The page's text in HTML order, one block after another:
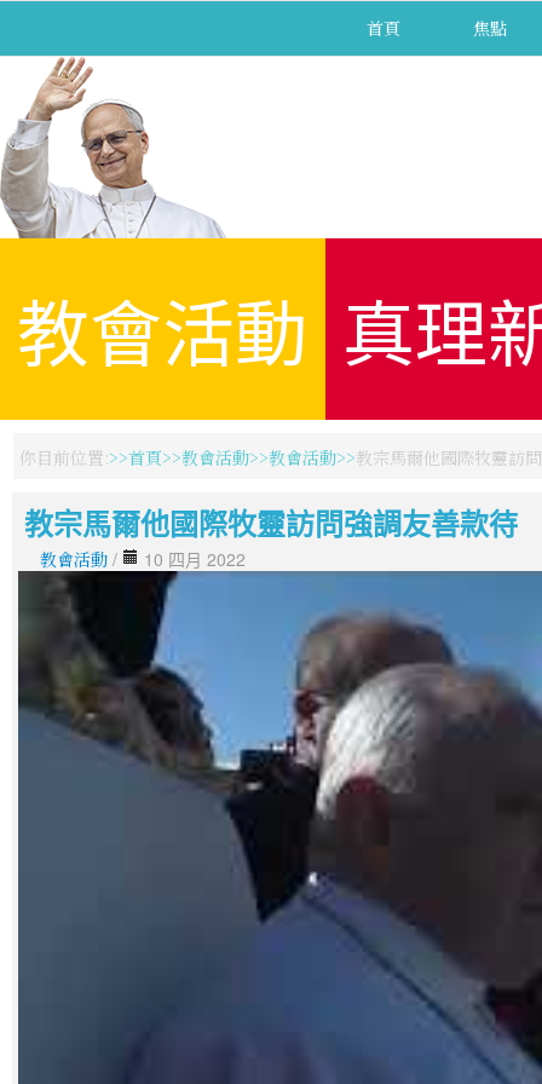
首頁 焦點
教會活動 真理
你目前位置: 首頁 教會活動 教會活動 教宗馬爾他國際牧靈訪
教宗馬爾他國際牧靈訪問強調友善款待
教會活動 / 10 四月 2022